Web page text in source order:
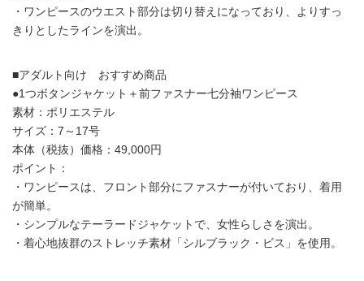
・ワンピースのウエスト部分は切り替えになっており、よりすっ
きりとしたラインを演出。
■アダルト向け おすすめ商品
●1つボタンジャケット＋前ファスナー七分袖ワンピース
素材：ポリエステル
サイズ：7～17号
本体（税抜）価格：49,000円
ポイント：
・ワンピースは、フロント部分にファスナーが付いており、着用
が簡単。
・シンプルなテーラードジャケットで、女性らしさを演出。
・着心地抜群のストレッチ素材「シルブラック・ビス」を使用。